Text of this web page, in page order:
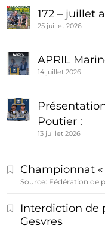
172 – juillet
25 juillet 2026
APRIL
14 juillet 2026
Poutier :
13 juillet 2026
Championnat
Source: Fédération de
Interdiction de
Gesvres